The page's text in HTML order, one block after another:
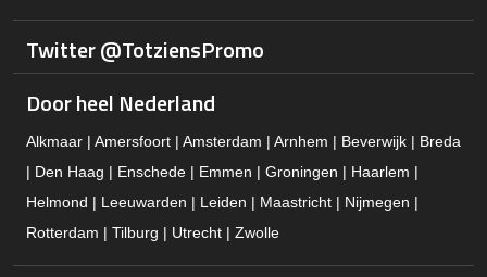
Twitter @TotziensPromo
Door heel Nederland
Alkmaar | Amersfoort | Amsterdam | Arnhem | Beverwijk | Breda
| Den Haag | Enschede | Emmen | Groningen | Haarlem |
Helmond | Leeuwarden | Leiden | Maastricht | Nijmegen |
Rotterdam | Tilburg | Utrecht | Zwolle